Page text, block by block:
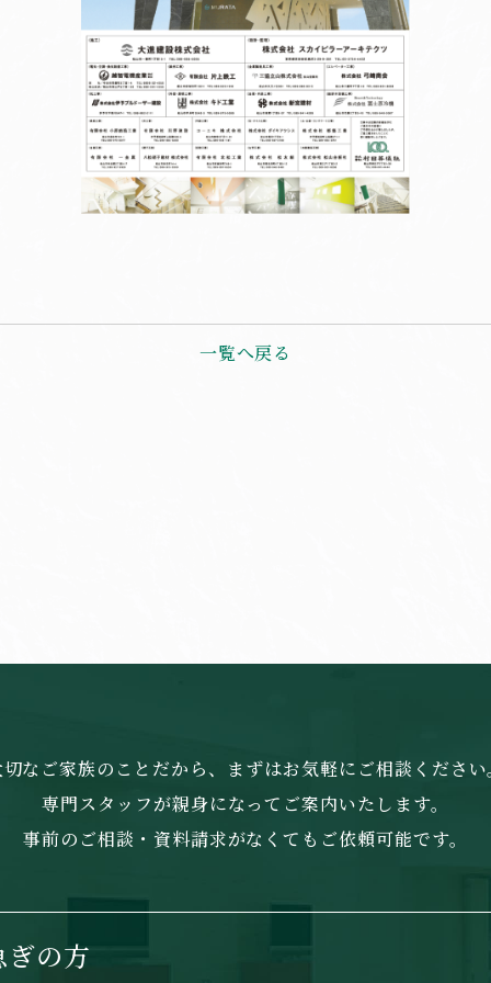
一覧へ戻る
なご家族のことだから、まずはお気軽にご相談くださ
専門スタッフが親身になってご案内いたします。
事前のご相談・資料請求がなくてもご依頼可能です。
の方